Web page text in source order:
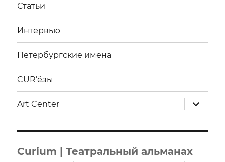
Статьи
Интервью
Петербургские имена
CUR’ёзы
Art Center
меню
Curium | Театральный альманах